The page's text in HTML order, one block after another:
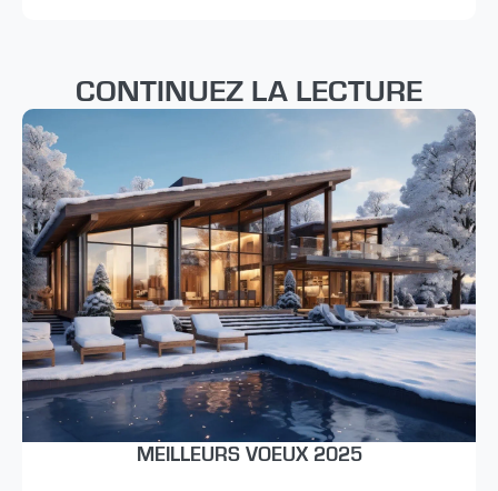
CONTINUEZ LA LECTURE
MEILLEURS VOEUX 2025